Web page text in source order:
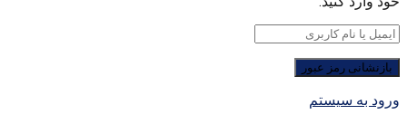
ورود به سیستم